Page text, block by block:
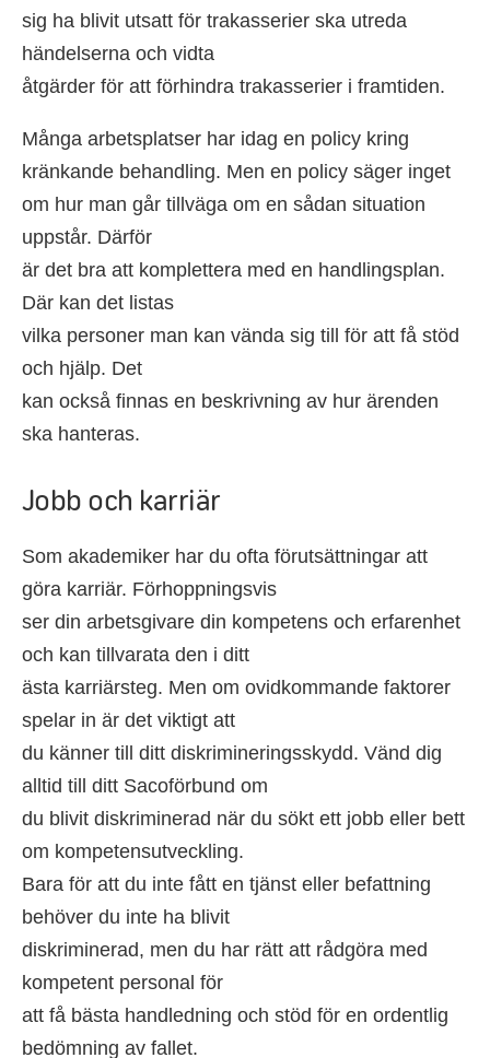
sig ha blivit utsatt för trakasserier ska utreda
händelserna och vidta
åtgärder för att förhindra trakasserier i framtiden.
Många arbetsplatser har idag en policy kring
kränkande behandling. Men en policy säger inget
om hur man går tillväga om en sådan situation
uppstår. Därför
är det bra att komplettera med en handlingsplan.
Där kan det listas
vilka personer man kan vända sig till för att få stöd
och hjälp. Det
kan också finnas en beskrivning av hur ärenden
ska hanteras.
Jobb och karriär
Som akademiker har du ofta förutsättningar att
göra karriär. Förhoppningsvis
ser din arbetsgivare din kompetens och erfarenhet
och kan tillvarata den i ditt
ästa karriärsteg. Men om ovidkommande faktorer
spelar in är det viktigt att
du känner till ditt diskrimineringsskydd. Vänd dig
alltid till ditt Sacoförbund om
du blivit diskriminerad när du sökt ett jobb eller bett
om kompetensutveckling.
Bara för att du inte fått en tjänst eller befattning
behöver du inte ha blivit
diskriminerad, men du har rätt att rådgöra med
kompetent personal för
att få bästa handledning och stöd för en ordentlig
bedömning av fallet.